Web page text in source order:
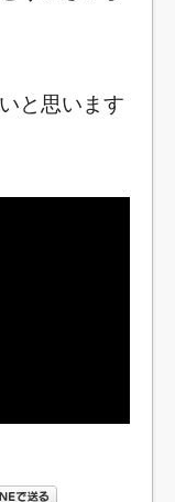
と思います